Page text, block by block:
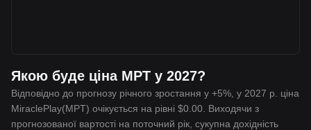
Якою буде ціна MPT у 2027?
Відповідно до прогнозу річного зростання у +5%, у 2027 р. ціна
MiraclePlay(MPT) очікується на рівні $0.00. Виходячи з
прогнозованої вартості на поточний рік, сукупна дохідність